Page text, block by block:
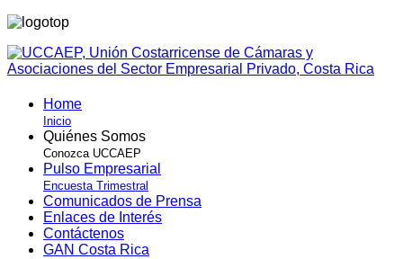
Home
Inicio
Quiénes Somos
Conozca UCCAEP
Pulso Empresarial
Encuesta Trimestral
Comunicados de Prensa
Enlaces de Interés
Contáctenos
GAN Costa Rica